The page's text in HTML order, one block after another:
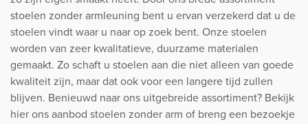
stoelen zonder armleuning bent u ervan verzekerd dat u de
stoelen vindt waar u naar op zoek bent. Onze stoelen
worden van zeer kwalitatieve, duurzame materialen
gemaakt. Zo schaft u stoelen aan die niet alleen van goede
kwaliteit zijn, maar dat ook voor een langere tijd zullen
blijven. Benieuwd naar ons uitgebreide assortiment? Bekijk
hier ons aanbod stoelen zonder arm of breng een bezoekje